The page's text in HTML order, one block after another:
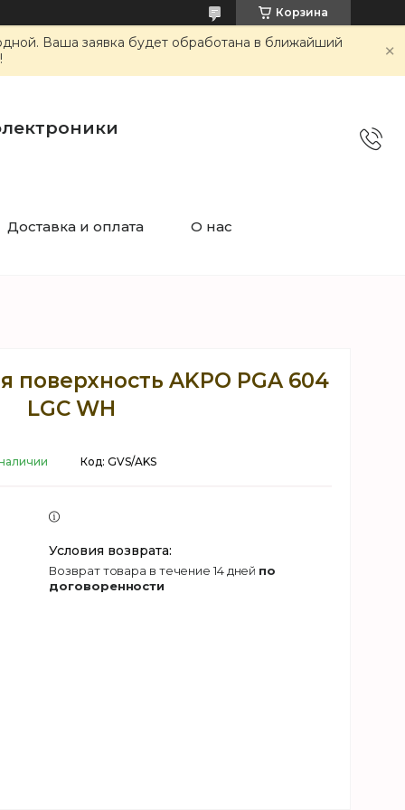
Корзина
Ваша заявка будет обработана в ближайший
Доставка и оплата О нас
поверхность AKPO PGA 604
LGC WH
Код: GVS/AKS
возврат товара в течение 14 дней по
договоренности